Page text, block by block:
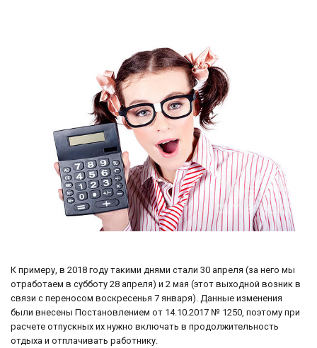
К примеру, в 2018 году такими днями стали 30 апреля (за него мы
отработаем в субботу 28 апреля) и 2 мая (этот выходной возник в
связи с переносом воскресенья 7 января). Данные изменения
были внесены Постановлением от 14.10.2017 № 1250, поэтому при
расчете отпускных их нужно включать в продолжительность
отдыха и отплачивать работнику.